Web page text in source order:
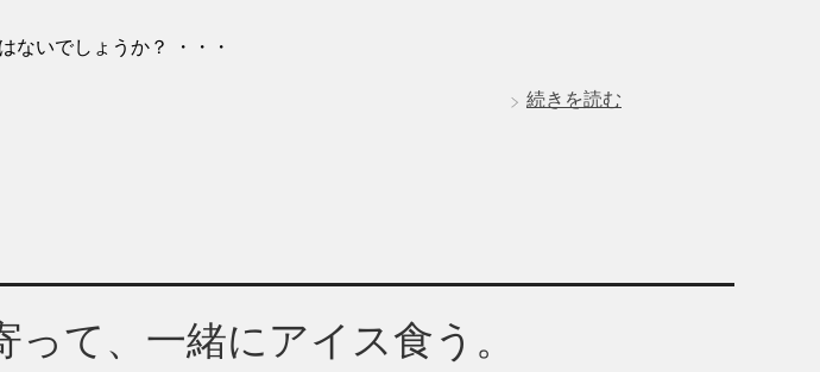
ないでしょうか？ ・・・
続きを読む
て、一緒にアイス食う。